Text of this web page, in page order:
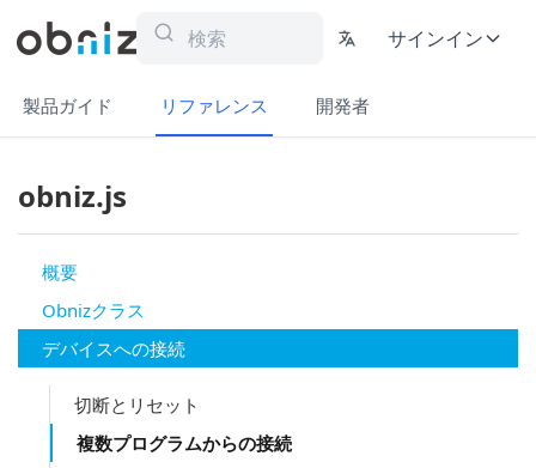
サインイン
製品ガイド リファレンス 開発者
obniz.js
概要
Obnizクラス
デバイスへの接続
切断とリセット
複数プログラムからの接続